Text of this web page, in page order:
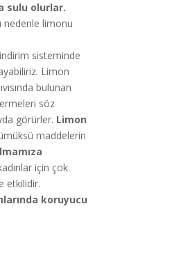
sulu olurlar.
nedenle limonu
sisteminde
Limon
bulunan
söz
görürler. Limon
maddelerin
için çok
etkilidir.
koruyucu